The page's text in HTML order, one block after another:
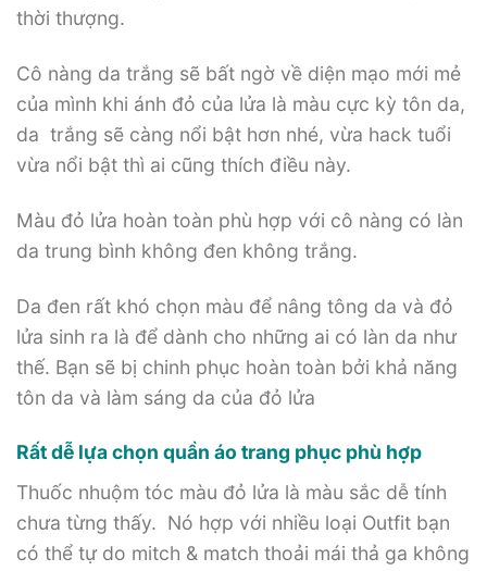
thời thượng.
Cô nàng da trắng sẽ bất ngờ về diện mạo mới mẻ
của mình khi ánh đỏ của lửa là màu cực kỳ tôn da,
da trắng sẽ càng nổi bật hơn nhé, vừa hack tuổi
vừa nổi bật thì ai cũng thích điều này.
Màu đỏ lửa hoàn toàn phù hợp với cô nàng có làn
da trung bình không đen không trắng.
Da đen rất khó chọn màu để nâng tông da và đỏ
lửa sinh ra là để dành cho những ai có làn da như
thế. Bạn sẽ bị chinh phục hoàn toàn bởi khả năng
tôn da và làm sáng da của đỏ lửa
Rất dễ lựa chọn quần áo trang phục phù hợp
Thuốc nhuộm tóc màu đỏ lửa là màu sắc dễ tính
chưa từng thấy. Nó hợp với nhiều loại Outfit bạn
có thể tự do mitch & match thoải mái thả ga không